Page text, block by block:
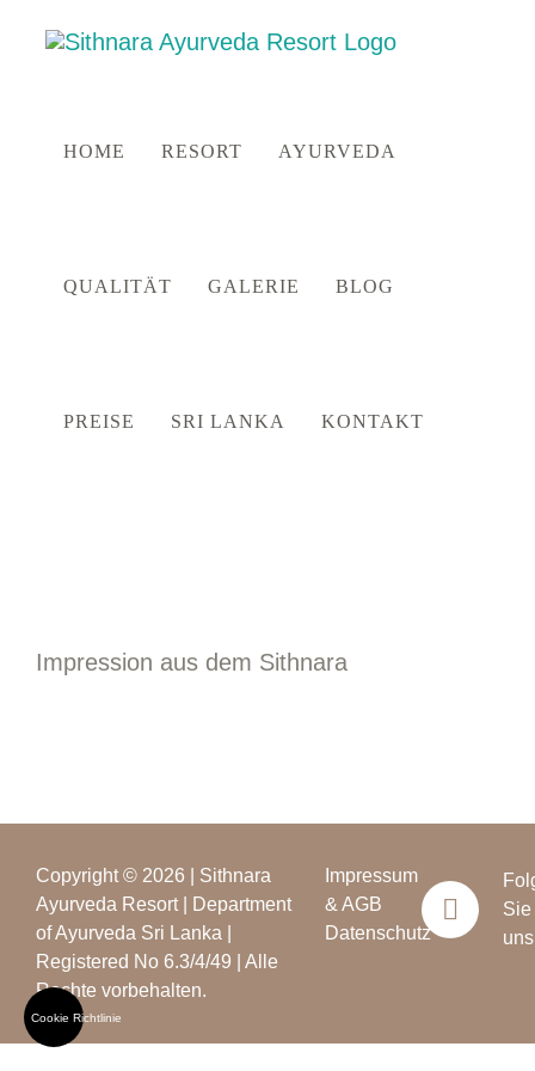
Cookie Richtlinie
Inhalt
HOME RESORT AYURVEDA
QUALITÄT GALERIE BLOG
PREISE SRI LANKA KONTAKT
grösseres
Impression aus dem Sithnara
Copyright © 2026 | Sithnara
Ayurveda Resort | Department
of Ayurveda Sri Lanka |
Registered No 6.3/4/49 | Alle
Rechte vorbehalten.
Impressum
& AGB
Datenschutz
Sie